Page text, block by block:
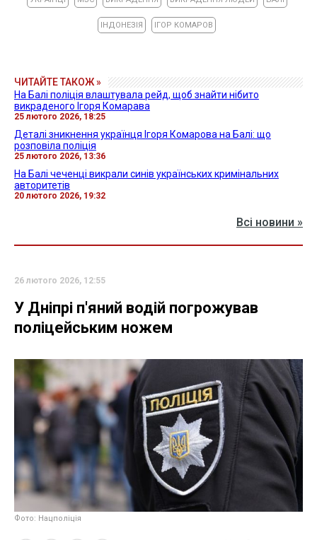
ІНДОНЕЗІЯ ІГОР КОМАРОВ
ЧИТАЙТЕ ТАКОЖ »
На Балі поліція влаштувала рейд, щоб знайти нібито
викраденого Ігоря Комарава
25 лютого 2026, 18:25
Деталі зникнення українця Ігоря Комарова на Балі: що
розповіла поліція
25 лютого 2026, 13:36
На Балі чеченці викрали синів українських кримінальних
авторитетів
20 лютого 2026, 19:32
Всі новини »
26 лютого 2026, 12:55
У Дніпрі п'яний водій погрожував
поліцейським ножем
Фото: Нацполіція